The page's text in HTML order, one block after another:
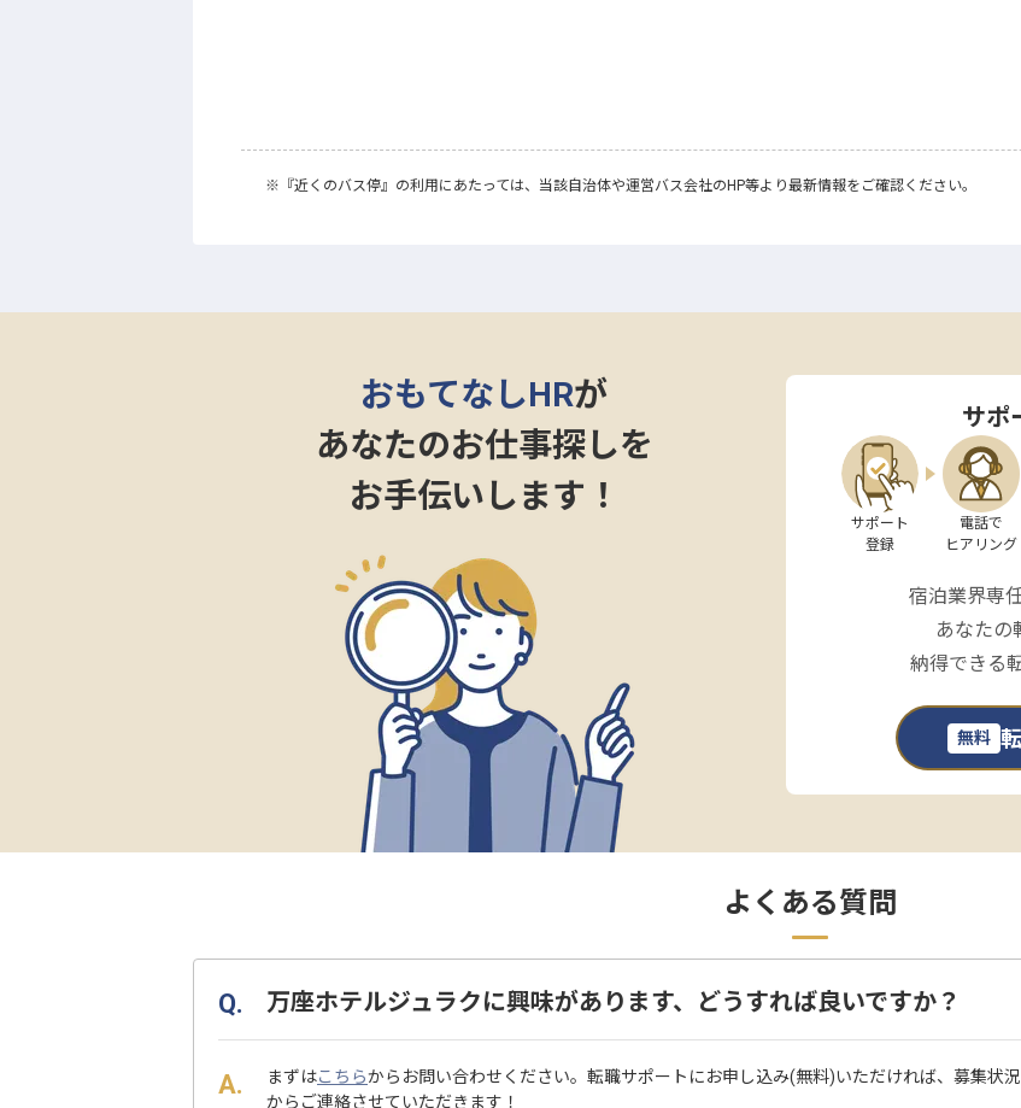
※ 『近くのバス停』 の利用にあたっては、当該自治体や運営バス会社のHP等より最新情報をご確認ください。
おもてなしHRが
あなたのお仕事探しを
お手伝いします！
サポ
サポート
登録
電話で
ヒアリング
宿泊業界専
あなたの
納得できる
無料
よくある質問
万座ホテルジュラクに興味があります、どうすれば良いですか？
まずはこちらからお問い合わせください。転職サポートにお申し込み(無料)いただければ、募集状
からご連絡させていただきます！